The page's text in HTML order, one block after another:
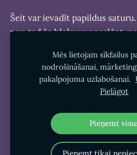
Šeit var ievadīt papildus
nav, tad šo bloku var noslēpt,
Sīkdatnes
Mēs lietojam sīkfailus
nodrošināšanai,
pakalpojuma uzlabošanai.
Pielāgot
Pieņemt